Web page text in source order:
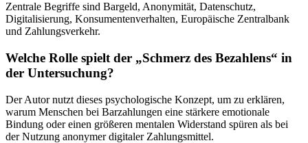
Zentrale Begriffe sind Bargeld, Anonymität, Datenschutz,
Digitalisierung, Konsumentenverhalten, Europäische Zentralbank
und Zahlungsverkehr.
Welche Rolle spielt der „Schmerz des Bezahlens“ in
der Untersuchung?
Der Autor nutzt dieses psychologische Konzept, um zu erklären,
warum Menschen bei Barzahlungen eine stärkere emotionale
Bindung oder einen größeren mentalen Widerstand spüren als bei
der Nutzung anonymer digitaler Zahlungsmittel.